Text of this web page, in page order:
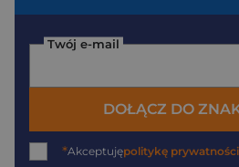
Twój e-mail
DOŁĄCZ DO
*Akceptujępolitykę prywatności